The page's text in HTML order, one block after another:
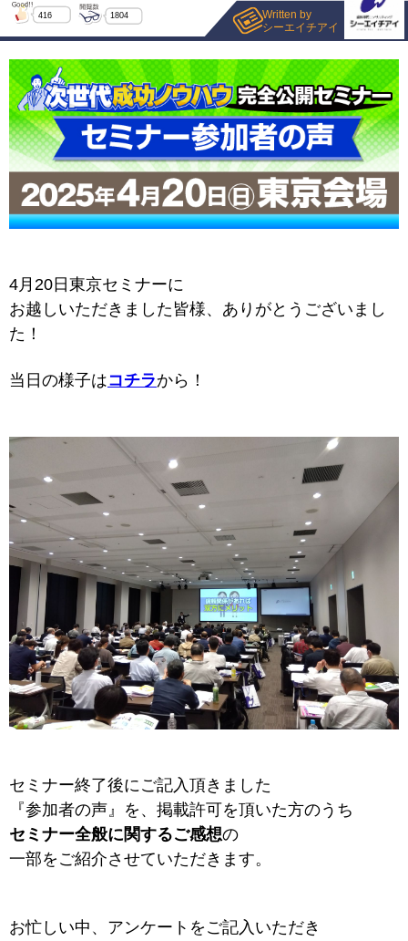
416 1804
Written by
シーエイチアイ
4月20日東京セミナーに
お越しいただきました皆様、ありがとうございまし
た！
当日の様子はコチラから！
セミナー終了後にご記入頂きました
『参加者の声』を、掲載許可を頂いた方のうち
セミナー全般に関するご感想の
一部をご紹介させていただきます。
お忙しい中、アンケートをご記入いただき